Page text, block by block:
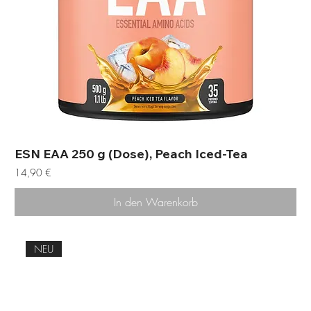
ESN EAA 250 g (Dose), Peach Iced-Tea
Preis
14,90 €
In den Warenkorb
NEU